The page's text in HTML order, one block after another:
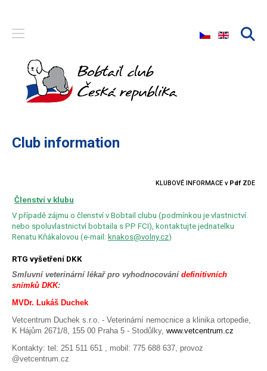
Select your
Club information
KLUBOVÉ INFORMACE v Pdf ZDE
Členství v klubu
V případě zájmu o členství v Bobtail clubu (podmínkou je vlastnictví
nebo spoluvlastnictví bobtaila s PP FCI), kontaktujte jednatelku
Renatu Kňákalovou (e-mail: knakos@volny.cz)
RTG vyšetření DKK
Smluvní veterinární lékař pro vyhodnocování definitivních
snímků DKK:
MVDr. Lukáš Duchek
Vetcentrum Duchek s.r.o. - Veterinární nemocnice a klinika ortopedie,
K Hájům 2671/8, 155 00 Praha 5 - Stodůlky, www.vetcentrum.cz
Kontakty: tel: 251 511 651 , mobil: 775 688 637, provoz
@vetcentrum.cz